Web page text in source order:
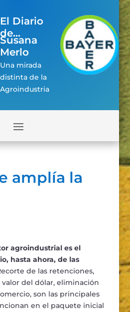
El Diario
de...
Susana
Merlo
Una mirada
distinta de la
Agroindustria
amplía la
agroindustrial es el
hasta ahora, de las
de las retenciones,
del dólar, eliminación
son las principales
en el paquete inicial